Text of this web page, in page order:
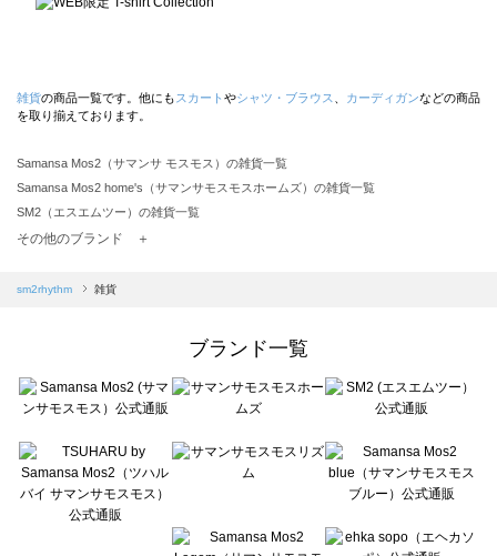
雑貨の商品一覧です。他にも スカート やシャツ・ブラウス カーディガンなどの商品
を取り揃えております。
Samansa Mos2（サマンサ モスモス）の雑貨一覧
Samansa Mos2 home's（サマンサモスモスホームズ）の雑貨一覧
SM2（エスエムツー）の雑貨一覧
TSUHARU by Samansa Mos2（ツハルバイサマンサモスモス）の雑貨一覧
Samansa Mos2 blue（サマンサモスモス ブルー）の雑貨一覧
sō4ū（ソウフォーユー）の雑貨一覧
Te chichi（テチチ）の雑貨一覧
Te chichi CLASSIC（テチチ クラシック）の雑貨一覧
Lugnoncure（ルノンキュール）の雑貨一覧
BETTY'S BLUE（べティーズブルー）の雑貨一覧
Wpc.（ワールドパーティー）の雑貨一覧
その他のブランド ＋
sm2rhythm 雑貨
ブランド一覧